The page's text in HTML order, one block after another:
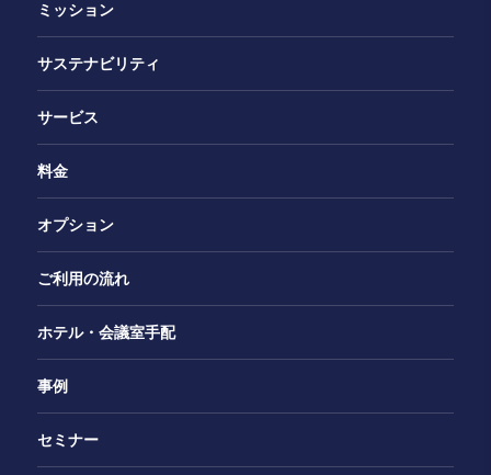
ミッション
サステナビリティ
サービス
料金
オプション
ご利用の流れ
ホテル・会議室手配
事例
セミナー